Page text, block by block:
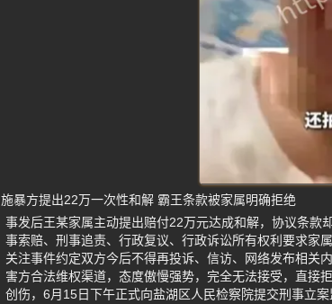
施暴方提出22万一次性和解 霸王条款被家属明确拒绝
事发后王某家属主动提出赔付22万元达成和解，协议条款
事索赔、刑事追责、行政复议、行政诉讼所有权利要求家
关注事件约定双方今后不得再投诉、信访、网络发布相关
害方合法维权渠道，态度傲慢强势，完全无法接受，直接
创伤，6月15日下午正式向盐湖区人民检察院提交刑事立案